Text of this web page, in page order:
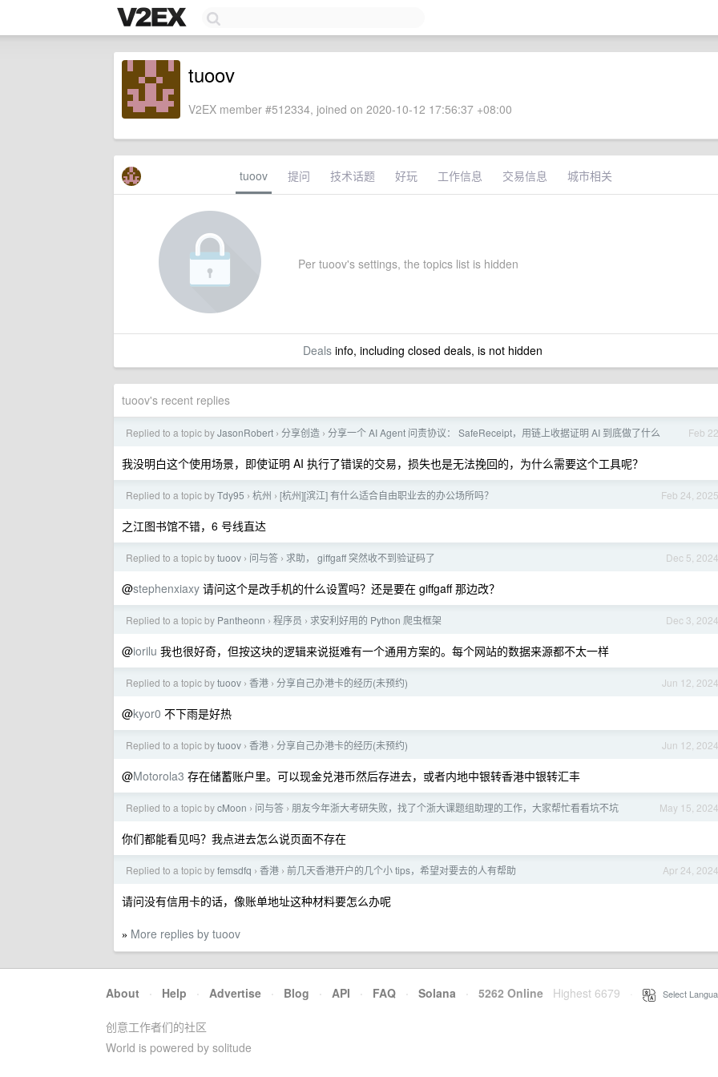
tuoov
V2EX member #512334, joined on 2020-10-12 17:56:37 +08:00
tuoov 提问 技术话题 好玩 工作信息 交易信息 城市相关
Per tuoov's settings, the topics list is hidden
Dealsinfo, including closed deals, is not hidden
tuoov's recent replies
Feb 22
Replied to a topic byJasonRobert › 分享创造 › 分享一个 AI Agent 问责协议： SafeReceipt，用链上收据证明 AI 到底做了什么
我没明白这个使用场景，即使证明 AI 执行了错误的交易，损失也是无法挽回的，为什么需要这个工具呢？
Feb 24, 2025
Replied to a topic byTdy95 › 杭州 › [杭州][滨江] 有什么适合自由职业去的办公场所吗？
之江图书馆不错，6 号线直达
Dec 5, 2024
Replied to a topic bytuoov › 问与答 › 求助， giffgaff 突然收不到验证码了
@stephenxiaxy 请问这个是改手机的什么设置吗？还是要在 giffgaff 那边改？
Dec 3, 2024
Replied to a topic by Pantheonn › 程序员 › 求安利好用的 Python 爬虫框架
@iorilu 我也很好奇，但按这块的逻辑来说挺难有一个通用方案的。每个网站的数据来源都不太一样
Jun 12, 2024
Replied to a topic bytuoov › 香港 › 分享自己办港卡的经历(未预约)
@kyor0 不下雨是好热
Jun 12, 2024
Replied to a topic bytuoov › 香港 › 分享自己办港卡的经历(未预约)
@Motorola3 存在储蓄账户里。可以现金兑港币然后存进去，或者内地中银转香港中银转汇丰
May 15, 2024
Replied to a topic bycMoon › 问与答 › 朋友今年浙大考研失败，找了个浙大课题组助理的工作，大家帮忙看看坑不坑
你们都能看见吗？我点进去怎么说页面不存在
Apr 24, 2024
Replied to a topic byfemsdfq › 香港 › 前几天香港开户的几个小 tips，希望对要去的人有帮助
请问没有信用卡的话，像账单地址这种材料要怎么办呢
» More replies by tuoov
About · Help · Advertise · Blog · API · FAQ · Solana · 5262 Online Highest 6679 Select
创意工作者们的社区
World is powered by solitude